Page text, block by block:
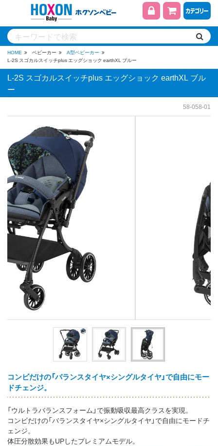
HOME ベビーカー
A型ベビーカー
L-2S スゴカルスイッチplus エッグショック earthXL ブルー
L-2S スゴカルスイッチplus エッグショック earthXL ブル
ー
58-058-01
コンビだけの「バランスタイヤ×シングルタイヤ」で自由にモー
ドチェンジ。
「ウルトラバランスフォーム」で振動吸収最高クラスを実現。
コンビだけの「バランスタイヤ×シングルタイヤ」で自由にモードチ
ェンジ。
体圧分散効果もUPしたプレミアムモデル。